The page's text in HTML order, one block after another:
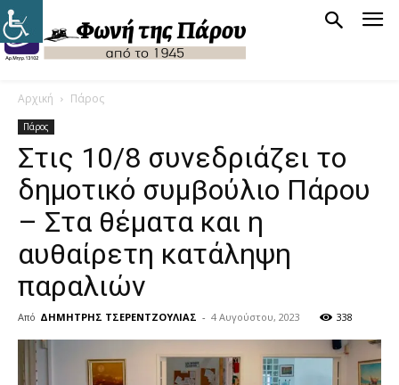
Αρχική Πάρος
Πάρος
Στις 10/8 συνεδριάζει το
δημοτικό συμβούλιο Πάρου
– Στα θέματα και η
αυθαίρετη κατάληψη
παραλιών
Από ΔΗΜΗΤΡΗΣ ΤΣΕΡΕΝΤΖΟΥΛΙΑΣ - 4 Αυγούστου, 2023 338